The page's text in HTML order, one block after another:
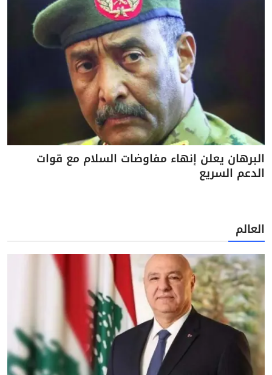
البرهان يعلن إنهاء مفاوضات السلام مع قوات
الدعم السريع
العالم